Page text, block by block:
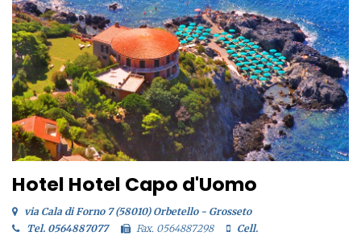
Hotel Hotel Capo d'Uomo
via Cala di Forno 7 (58010) Orbetello - Grosseto
Tel. 0564887077
Fax. 0564887298
Cell.